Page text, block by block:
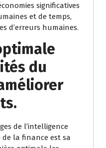
significatives
et de temps,
d’erreurs humaines.
du
de l’intelligence
la finance est sa